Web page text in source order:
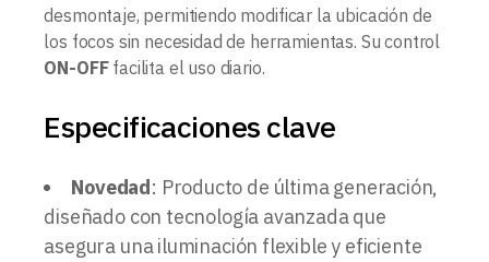
desmontaje, permitiendo modificar la ubicación de
los focos sin necesidad de herramientas. Su control
ON-OFFfacilita el uso diario.
Especificaciones clave
Novedad: Producto de última generación,
diseñado con tecnología avanzada que
asegura una iluminación flexible y eficiente